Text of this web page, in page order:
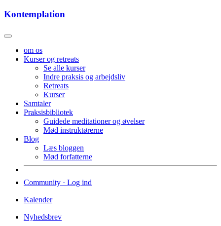
Kontemplation
om os
Kurser og retreats
Se alle kurser
Indre praksis og arbejdsliv
Retreats
Kurser
Samtaler
Praksisbibliotek
Guidede meditationer og øvelser
Mød instruktørerne
Blog
Læs bloggen
Mød forfatterne
Community · Log ind
Kalender
Nyhedsbrev